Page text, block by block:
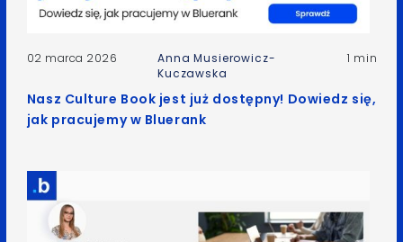
02 marca 2026
Anna Musierowicz-
Kuczawska
1 min
Nasz Culture Book jest już dostępny! Dowiedz się,
jak pracujemy w Bluerank